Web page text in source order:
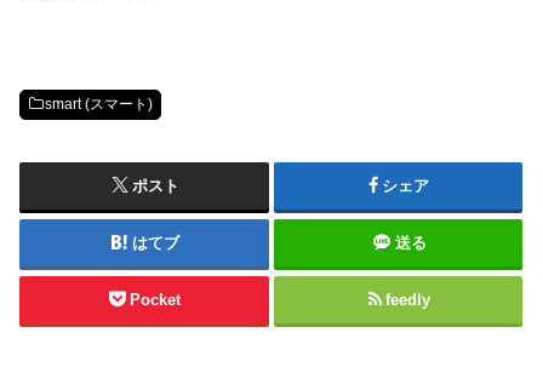
smart (スマート)
ポスト シェア
はてブ 送る
Pocket feedly